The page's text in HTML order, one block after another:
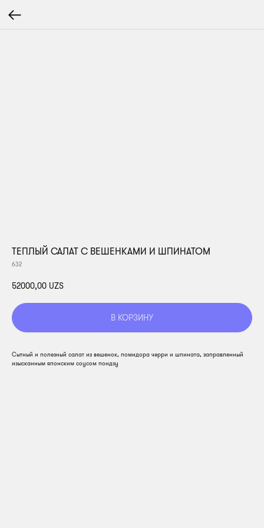
ТЕПЛЫЙ САЛАТ С ВЕШЕНКАМИ И ШПИНАТОМ
632
52000,00 UZS
В КОРЗИНУ
Сытный и полезный салат из вешенок, помидора черри и шпината, заправленный
изысканным японским соусом пондзу